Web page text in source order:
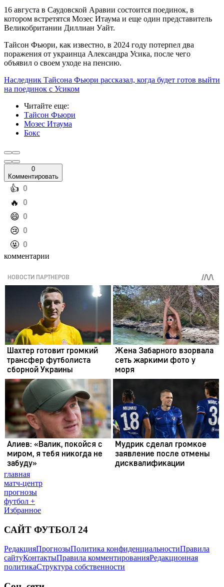
16 августа в Саудовской Аравии состоится поединок, в
котором встретятся Мозес Итаума и еще один представитель
Великобритании Диллиан Уайт.
Тайсон Фьюри, как известно, в 2024 году потерпел два
поражения от украинца Александра Усика, после чего
объявил о своем уходе на пенсию.
Наследник Тайсона Фьюри рассказал, когда будет готов выйти
на поединок с Усиком
Читайте еще:
Тайсон Фьюри
Мозес Итаума
Бокс
0
Комментировать
️👍 0
️🔥 0
️😄 0
️😢 0
️🤬 0
комментарии
главная
матч-центр
прогнозы
футбол +
Избранное
САЙТ ФУТБОЛ 24
РедакцияПрогнозыПолитика конфиденциальностиПравила
сайтуКонтактыПравила комментированияРедакционная
политикаСтруктура собственности